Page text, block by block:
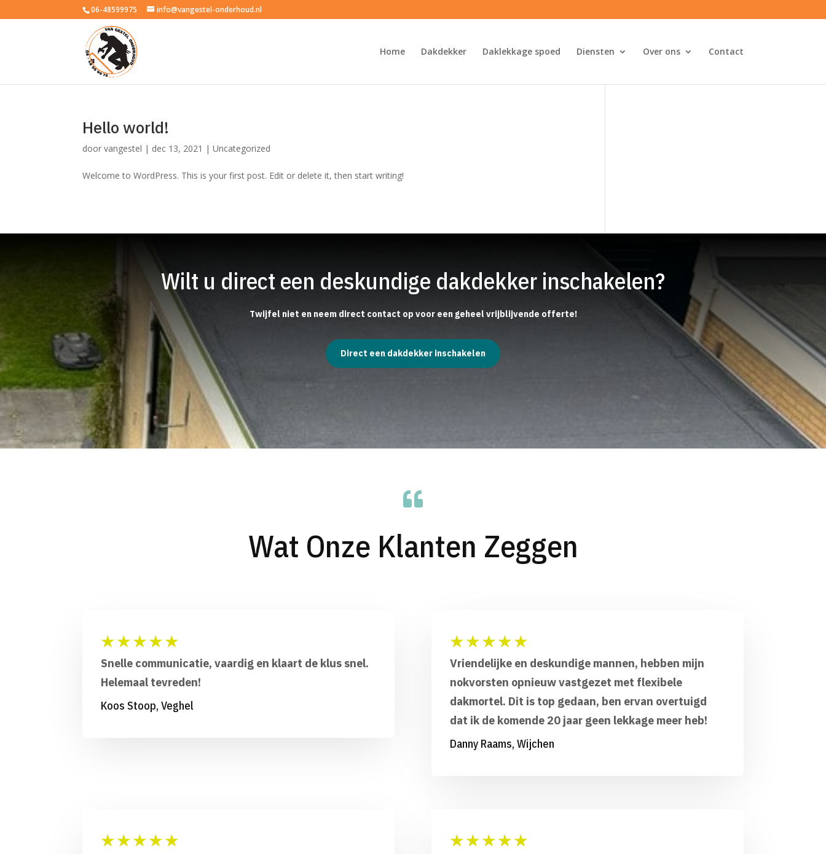
06-48599975 info@vangestel-onderhoud.nl
Home Dakdekker Daklekkage spoed Diensten Over ons Contact
Hello world!
doorvangestel | dec 13, 2021 |Uncategorized
Welcome to WordPress. This is your first post. Edit or delete it, then start writing!
Wilt u direct een deskundige dakdekker inschakelen?
Twijfel niet en neem direct contact op voor een geheel vrijblijvende offerte!
Direct een dakdekker inschakelen

Wat Onze Klanten Zeggen
★★★★★
Snelle communicatie, vaardig en klaart de klus snel.
Helemaal tevreden!
Koos Stoop, Veghel
★★★★★
Vriendelijke en deskundige mannen, hebben mijn
nokvorsten opnieuw vastgezet met flexibele
dakmortel. Dit is top gedaan, ben ervan overtuigd
dat ik de komende 20 jaar geen lekkage meer heb!
Danny Raams, Wijchen
★★★★★ ★★★★★